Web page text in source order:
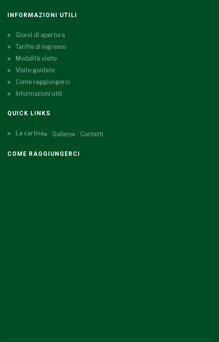
INFORMAZIONI UTILI
Giorni di apertura
Tariffe di ingresso
Modalità visite
Visite guidate
Come raggiungerci
Informazioni utili
QUICK LINKS
La cartina Gallery Contatti
COME RAGGIUNGERCI